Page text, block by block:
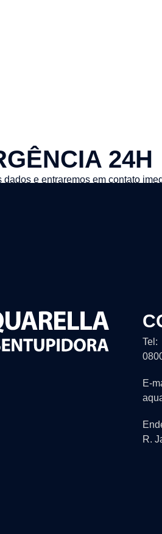
24H
dados e entraremos em contato
Tel:
E-
R.